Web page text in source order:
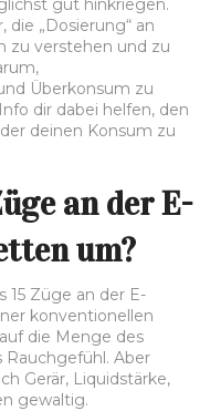
gut hinkriegen.
„Dosierung“ an
zu verstehen und zu
Überkonsum zu
dir dabei helfen, den
deinen Konsum zu
an der E-
um?
15 Züge an der E-
konventionellen
die Menge des
Aber
Gerär, Liquidstärke,
gewaltig.